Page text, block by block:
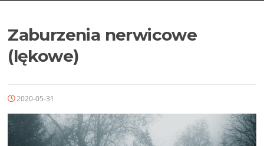
Zaburzenia nerwicowe
(lękowe)
2020-05-31